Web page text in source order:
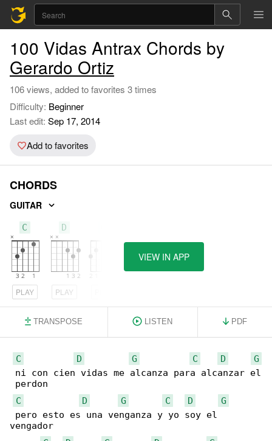
100 Vidas Antrax Chords by
Gerardo Ortiz
106 views, added to favorites 3 times
Difficulty: Beginner
Last edit: Sep 17, 2014
Add to favorites
CHORDS
GUITAR
C
PLAY
D
PLAY
VIEW IN APP
TRANSPOSE LISTEN PDF
C D G C D
G
ni con cien vidas me alcanza para alcanzar el
perdon
C
D G C D
G
pero esto es una venganza y yo soy el
vengador